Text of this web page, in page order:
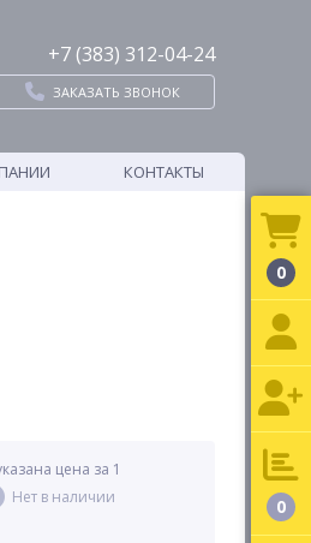
+7 (383) 312-04-24
ЗАКАЗАТЬ ЗВОНОК
КОНТАКТЫ
цена за 1
Нет в наличии
0
0